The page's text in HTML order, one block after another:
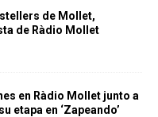
de Mollet,
de Ràdio Mollet
en Ràdio Mollet junto a
etapa en ‘Zapeando’